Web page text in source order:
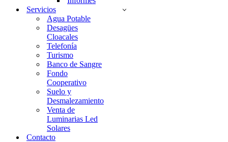
Servicios
Agua Potable
Desagües
Cloacales
Telefonía
Turismo
Banco de Sangre
Fondo
Cooperativo
Suelo y
Desmalezamiento
Venta de
Luminarias Led
Solares
Contacto